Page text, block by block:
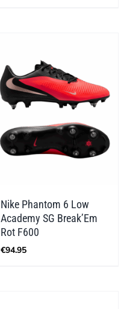
Nike Phantom 6 Low
Academy SG Break’Em
Rot F600
€94.95